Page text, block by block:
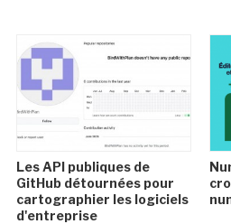
Les API publiques de
GitHub détournées pour
cartographier les logiciels
d'entreprise